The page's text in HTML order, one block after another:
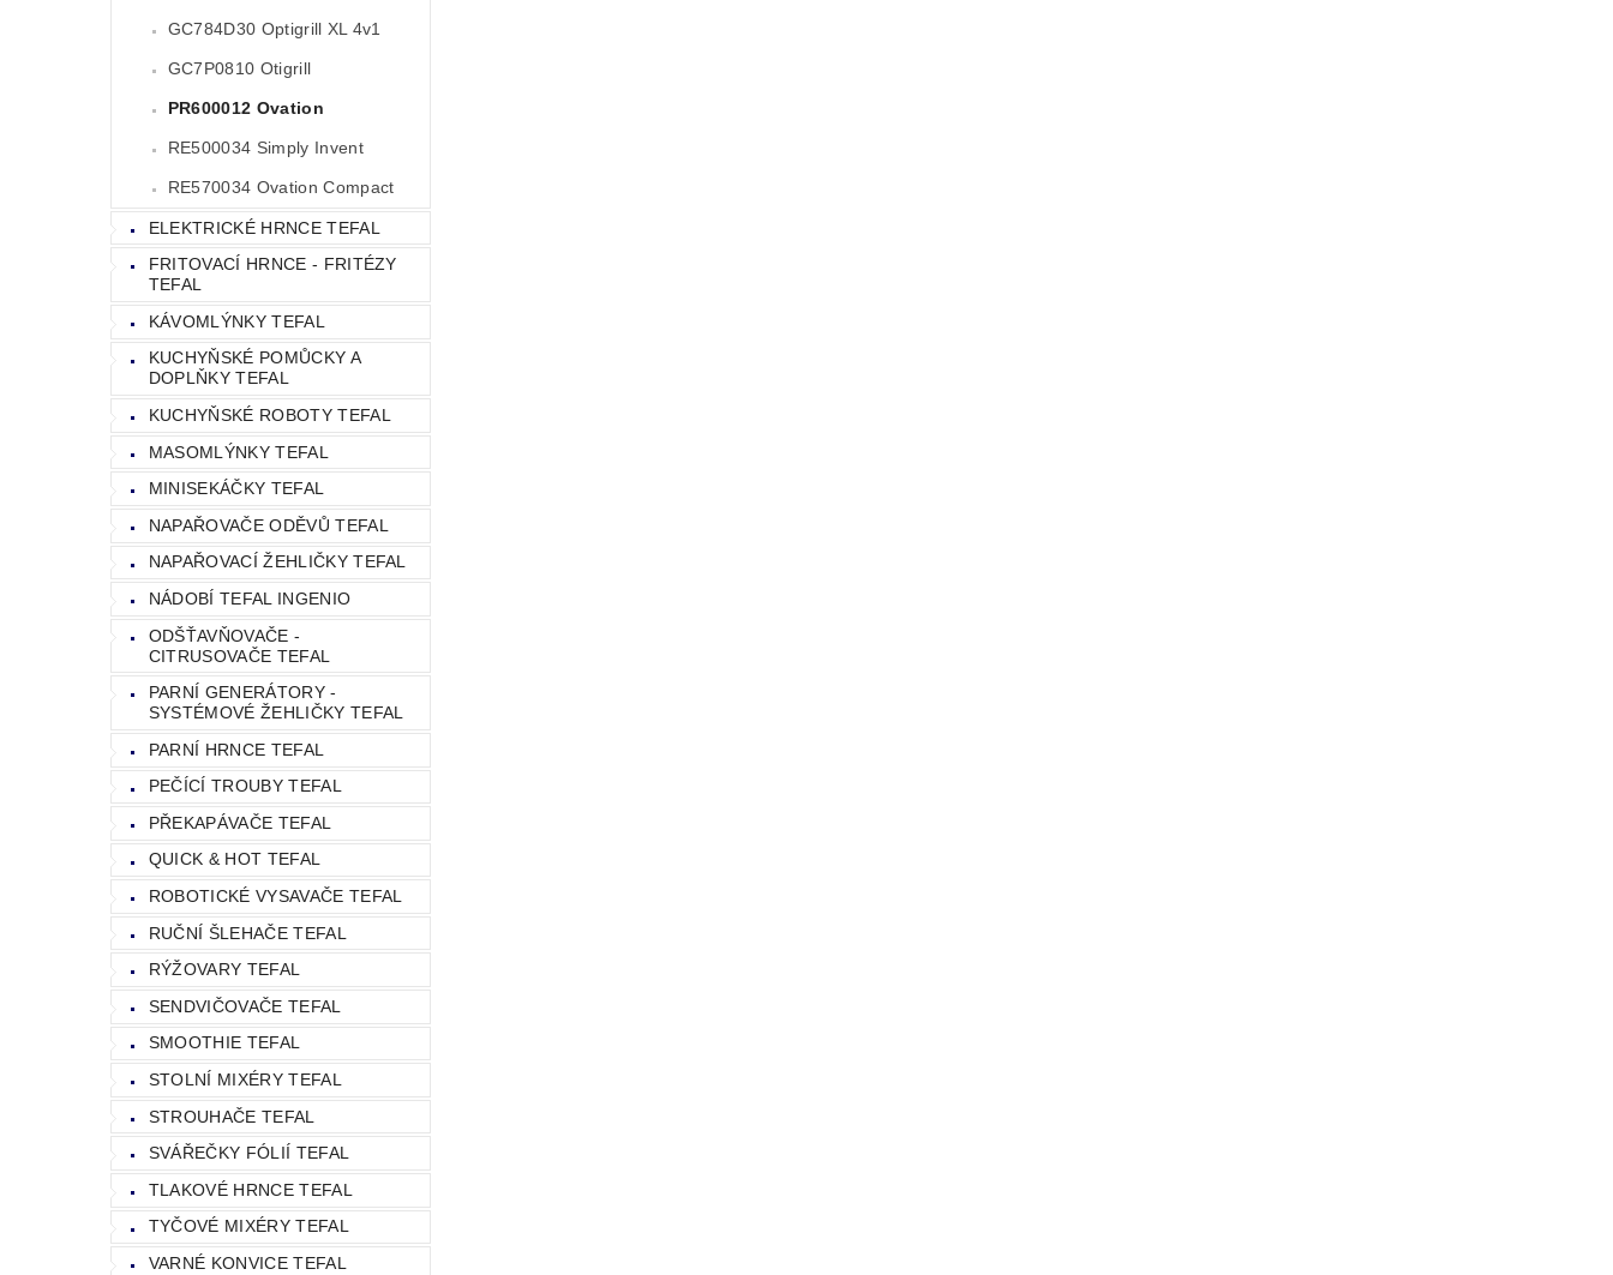
GC784D30 Optigrill XL 4v1
GC7P0810 Otigrill
PR600012 Ovation
RE500034 Simply Invent
RE570034 Ovation Compact
ELEKTRICKÉ HRNCE TEFAL
FRITOVACÍ HRNCE - FRITÉZY
TEFAL
KÁVOMLÝNKY TEFAL
KUCHYŇSKÉ POMŮCKY A
DOPLŇKY TEFAL
KUCHYŇSKÉ ROBOTY TEFAL
MASOMLÝNKY TEFAL
MINISEKÁČKY TEFAL
NAPAŘOVAČE ODĚVŮ TEFAL
NAPAŘOVACÍ ŽEHLIČKY TEFAL
NÁDOBÍ TEFAL INGENIO
ODŠŤAVŇOVAČE -
CITRUSOVAČE TEFAL
PARNÍ GENERÁTORY -
SYSTÉMOVÉ ŽEHLIČKY TEFAL
PARNÍ HRNCE TEFAL
PEČÍCÍ TROUBY TEFAL
PŘEKAPÁVAČE TEFAL
QUICK & HOT TEFAL
ROBOTICKÉ VYSAVAČE TEFAL
RUČNÍ ŠLEHAČE TEFAL
RÝŽOVARY TEFAL
SENDVIČOVAČE TEFAL
SMOOTHIE TEFAL
STOLNÍ MIXÉRY TEFAL
STROUHAČE TEFAL
SVÁŘEČKY FÓLIÍ TEFAL
TLAKOVÉ HRNCE TEFAL
TYČOVÉ MIXÉRY TEFAL
VARNÉ KONVICE TEFAL